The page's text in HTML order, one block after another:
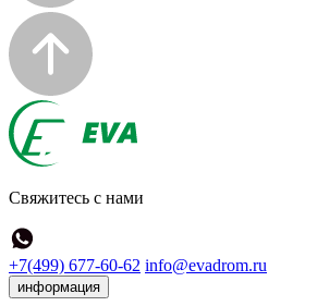
Свяжитесь с нами
+7(499) 677-60-62 info@evadrom.ru
информация